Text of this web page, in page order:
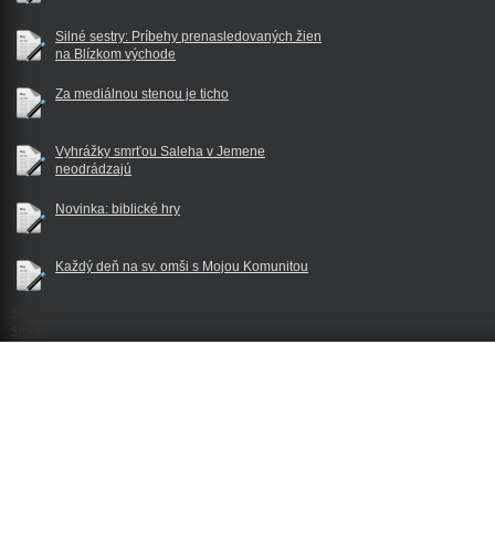
Silné sestry: Príbehy prenasledovaných žien
na Blízkom východe
Za mediálnou stenou je ticho
Vyhrážky smrťou Saleha v Jemene
neodrádzajú
Novinka: biblické hry
Každý deň na sv. omši s Mojou Komunitou